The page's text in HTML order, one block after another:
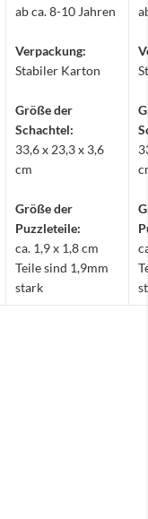
ab ca. 8-10 Jahren
Verpackung:
Stabiler Karton
Größe der
Schachtel:
33,6 x 23,3 x 3,6
cm
Größe der
Puzzleteile:
ca. 1,9 x 1,8 cm
Teile sind 1,9mm
stark